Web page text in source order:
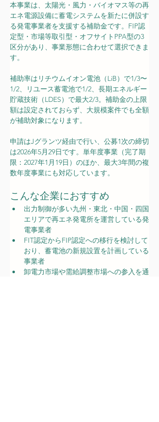
本事業は、太陽光・風力・バイオマス等の再
エネ電源設備に蓄電システムを新たに併設す
る発電事業者を支援する補助金です。FIP認
定型・市場等取引型・オフサイトPPA型の3
区分があり、事業形態に合わせて選択できま
す。
補助率はリチウムイオン電池（LiB）で1/3〜
1/2、リユース蓄電池で1/2、長期エネルギー
貯蔵技術（LDES）で最大2/3。補助金の上限
額は設定されておらず、大規模案件でも全額
が補助対象になります。
申請はJグランツ経由で行い、公募1次の締切
は2026年5月29日です。単年度事業（完了期
限：2027年1月19日）のほか、最大3年間の複
数年度事業にも対応しています。
こんな企業におすすめ
出力制御が多い九州・東北・中国・四国
エリアで再エネ発電所を運営している発
電事業者
FIT認定からFIP認定への移行を検討して
おり、蓄電池の新規設置を計画している
事業者
卸電力市場や需給調整市場への参入を通